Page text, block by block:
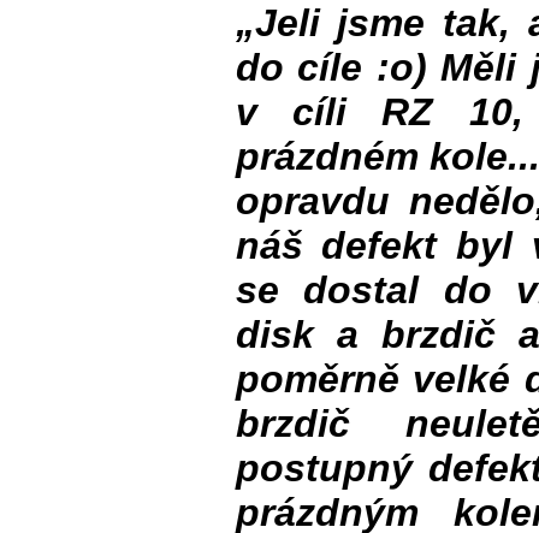
„Jeli jsme tak,
do cíle :o) Měli
v cíli RZ 10,
prázdném
opravdu
náš defekt byl
se dostal do
disk a brzdič
poměrně velké
brzdič
postupný
prázdným